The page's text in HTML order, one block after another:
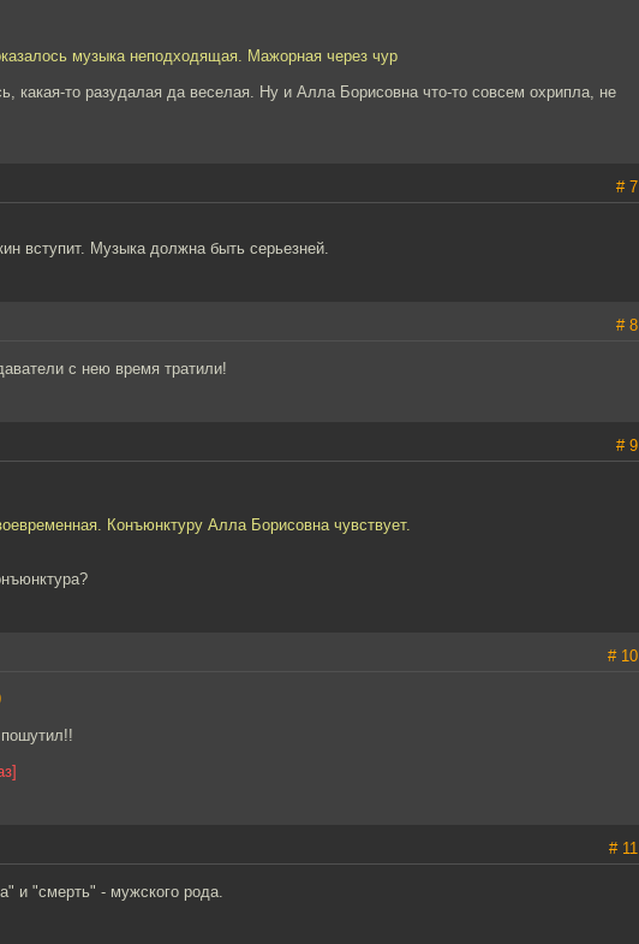
музыка неподходящая. Мажорная через чур
какая-то разудалая да веселая. Ну и Алла Борисовна что-то совсем охрипла, не
# 7
вступит. Музыка должна быть серьезней.
# 8
с нею время тратили!
# 9
Конъюнктуру Алла Борисовна чувствует.
# 10
# 11
и "смерть" - мужского рода.